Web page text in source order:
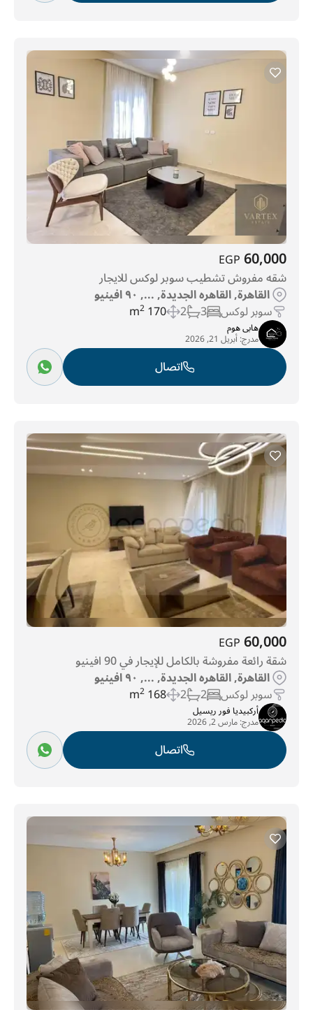
60,000
EGP
شقه مفروش تشطيب سوبر لوكس للايجار
القاهرة, القاهره الجديدة, ..., ٩٠ افينيو
سوبر لوكس 3
2
170 m
2
هابى هوم
مدرج:أبريل 21, 2026
اتصال
60,000
EGP
شقة رائعة مفروشة بالكامل للإيجار في 90 افينيو
القاهرة, القاهره الجديدة, ..., ٩٠ افينيو
سوبر لوكس 2
2
168 m
2
أركبيديا فور ريسيل
مدرج:مارس 2, 2026
اتصال